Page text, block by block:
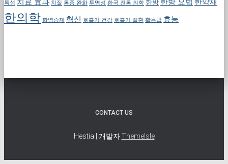
특성 치료 효과 치질 통증 완화 투명성 한국 전통 의학 한방 한방 요법 한약재
한의학 항염증제 혁신 호흡기 건강 호흡기 질환 활용법 효능
CONTACT US
Hestia | 개발자ThemeIsle